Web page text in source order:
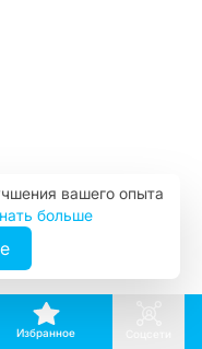
Избранное
вашего опыта
больше